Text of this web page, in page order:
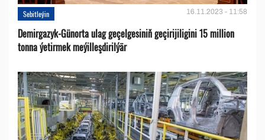
Sebitleýin 16.11.2023 - 11:58
Demirgazyk-Günorta ulag geçelgesiniň geçirijiligini 15 million
tonna ýetirmek meýilleşdirilýär